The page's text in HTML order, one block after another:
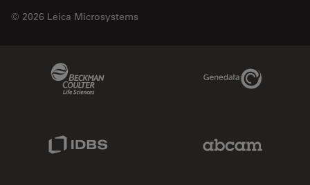
© 2026 Leica Microsystems
Genedata Link